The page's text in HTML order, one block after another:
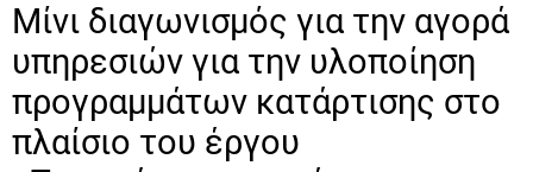
Μίνι διαγωνισμός για την αγορά
υπηρεσιών για την υλοποίηση
προγραμμάτων κατάρτισης στο
πλαίσιο του έργου